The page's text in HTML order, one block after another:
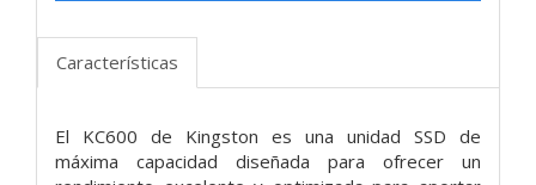
Características
El KC600 de Kingston es una unidad SSD de
máxima capacidad diseñada para ofrecer un